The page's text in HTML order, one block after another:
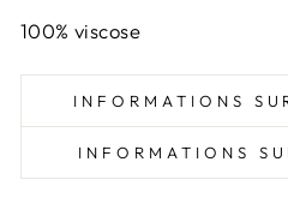
100% viscose
INFORMATIONS
INFORMATIONS